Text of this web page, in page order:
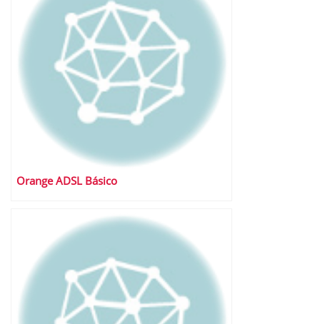
Orange ADSL Básico